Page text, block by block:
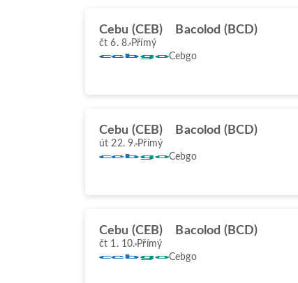
Cebu (CEB) Bacolod (BCD)
čt 6. 8. Přímý
Cebgo
Cebu (CEB) Bacolod (BCD)
út 22. 9. Přímý
Cebgo
Cebu (CEB) Bacolod (BCD)
čt 1. 10. Přímý
Cebgo